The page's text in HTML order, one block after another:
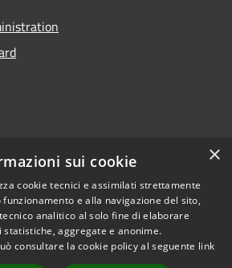
Copyright © 2026 • Città di
Imperia • Powered by
×
sui cookie
cookie tecnici e assimilati strettamente
e alla navigazione del sito,
analitico al solo fine di elaborare
statistiche, aggregate e anonime.
consultare la cookie policy al seguente link